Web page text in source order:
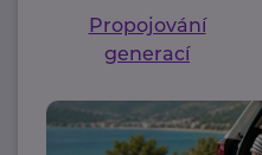
Propojování
generací